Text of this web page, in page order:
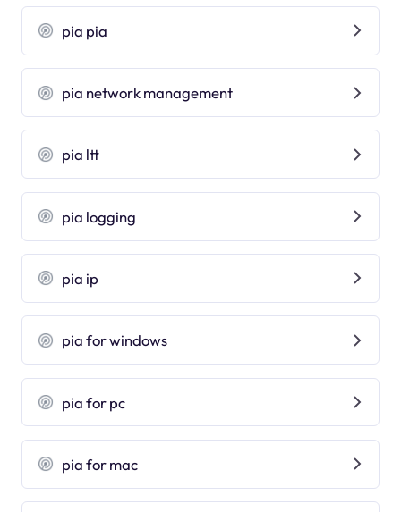
pia pia
pia network management
pia ltt
pia logging
pia ip
pia for windows
pia for pc
pia for mac